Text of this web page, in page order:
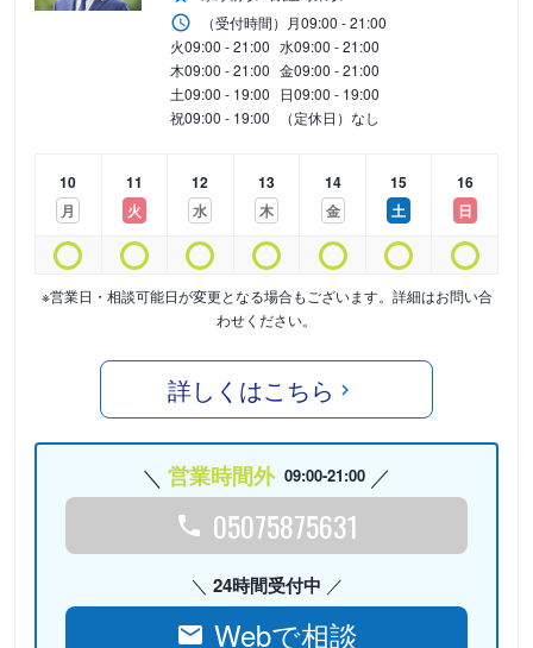
（受付時間） 月09:00 - 21:00
火09:00 - 21:00 水09:00 - 21:00
木09:00 - 21:00 金09:00 - 21:00
土09:00 - 19:00 日09:00 - 19:00
祝09:00 - 19:00 （定休日）なし
10
月
11
火
12
水
13
木
14
金
15
土
16
日
※営業日・相談可能日が変更となる場合もございます。詳細はお問い合
わせください。
詳しくはこちら
営業時間外 09:00-21:00
05075875631
24時間受付中
Webで相談